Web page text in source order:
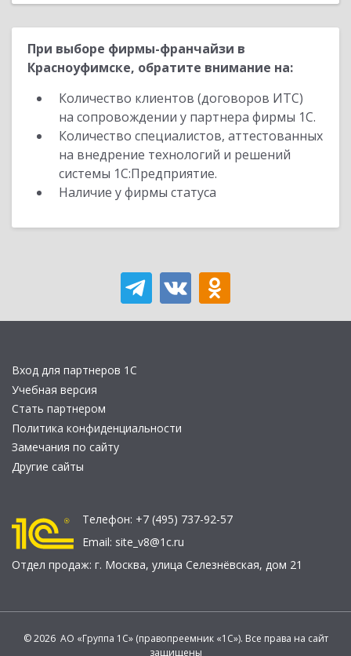
При выборе фирмы-франчайзи в
Красноуфимске, обратите внимание на:
Количество клиентов (договоров ИТС)
на сопровождении у партнера фирмы 1С.
Количество специалистов, аттестованных
на внедрение технологий и решений
системы 1С:Предприятие.
Наличие у фирмы статуса
Вход для партнеров 1С
Учебная версия
Стать партнером
Политика конфиденциальности
Замечания по сайту
Другие сайты
Телефон: +7 (495) 737-92-57
Email: site_v8@1c.ru
Отдел продаж: г. Москва, улица Селезнёвская, дом 21
© 2026 АО «Группа 1С» (правопреемник «1С»). Все права на сайт
защищены